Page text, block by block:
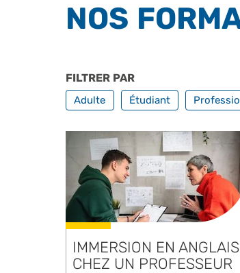
NOS
FILTRER PAR
Adulte Étudiant
IMMERSION EN ANGLAIS
CHEZ UN PROFESSEUR